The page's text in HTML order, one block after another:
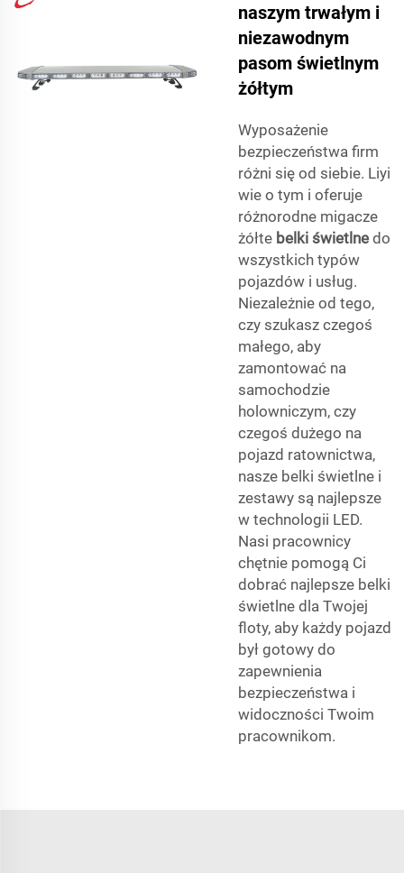
naszym trwałym i
niezawodnym
pasom świetlnym
żółtym
Wyposażenie
bezpieczeństwa firm
różni się od siebie. Liyi
wie o tym i oferuje
różnorodne migacze
żółte belki świetlne do
wszystkich typów
pojazdów i usług.
Niezależnie od tego,
czy szukasz czegoś
małego, aby
zamontować na
samochodzie
holowniczym, czy
czegoś dużego na
pojazd ratownictwa,
nasze belki świetlne i
zestawy są najlepsze
w technologii LED.
Nasi pracownicy
chętnie pomogą Ci
dobrać najlepsze belki
świetlne dla Twojej
floty, aby każdy pojazd
był gotowy do
zapewnienia
bezpieczeństwa i
widoczności Twoim
pracownikom.